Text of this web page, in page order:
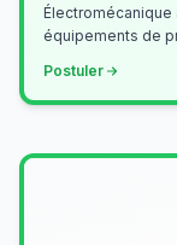
équipements de
Postuler